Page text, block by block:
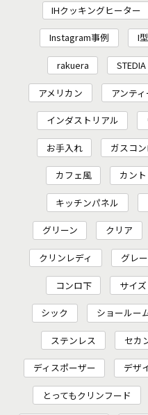
IHクッキングヒーター
Instagram事例 I
rakuera STEDIA
アメリカン アンテ
インダストリアル
お手入れ ガスコ
カフェ風 カン
キッチンパネル
グリーン クリア
クリンレディ グレー
コンロ下 サイズ
シック ショールー
ステンレス セカ
ディスポーザー デザ
とってもクリンフード